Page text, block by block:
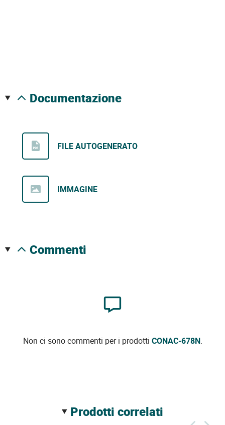
documentazione
FILE AUTOGENERATO
IMMAGINE
commenti
Non ci sono commenti per i prodotti CONAC-678N.
prodotti correlati